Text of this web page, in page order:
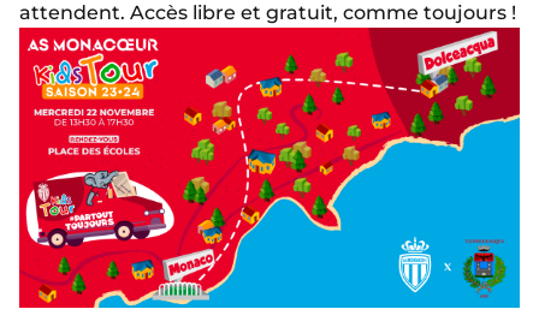
attendent. Accès libre et gratuit, comme toujours !